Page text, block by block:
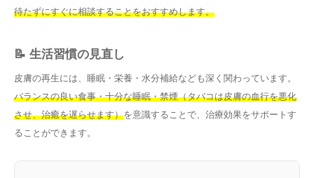
待たずにすぐに相談することをおすすめします。
📝 生活習慣の見直し
皮膚の再生には、睡眠・栄養・水分補給なども深く関わっています。
バランスの良い食事・十分な睡眠・禁煙（タバコは皮膚の血行を悪化
させ、治癒を遅らせます）を意識することで、治療効果をサポートす
ることができます。